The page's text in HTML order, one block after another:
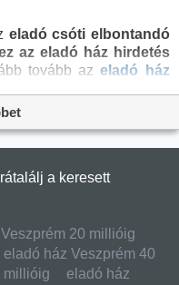
eladó csóti elbontandó
az eladó ház hirdetés
tovább az eladó ház
megtalálod álmaid
a keresett
20 millióig
eladó ház Veszprém 40
millióig
eladó ház